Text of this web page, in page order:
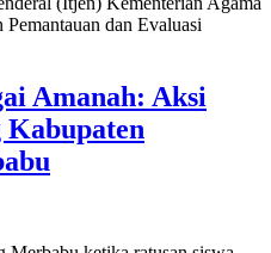
dan Evaluasi
Amanah: Aksi
Kabupaten